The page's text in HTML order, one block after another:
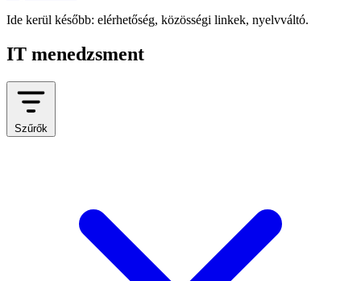
Ide kerül később: elérhetőség, közösségi linkek, nyelvváltó.
IT menedzsment
Szűrők